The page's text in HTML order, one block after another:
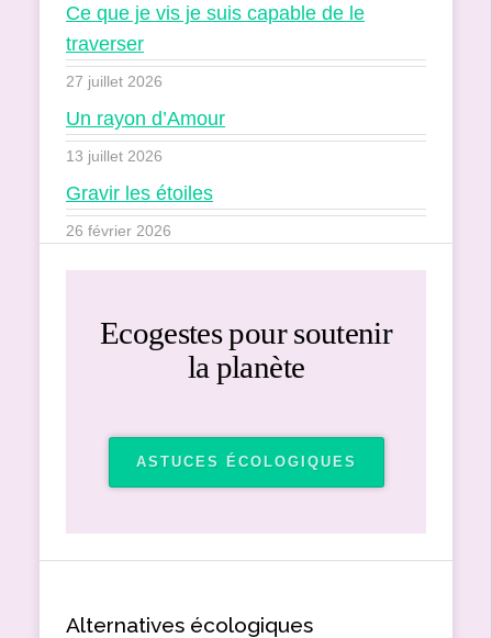
Ce que je vis je suis capable de le
traverser
27 juillet 2026
Un rayon d’Amour
13 juillet 2026
Gravir les étoiles
26 février 2026
Ecogestes pour soutenir
la planète
ASTUCES ÉCOLOGIQUES
Alternatives écologiques